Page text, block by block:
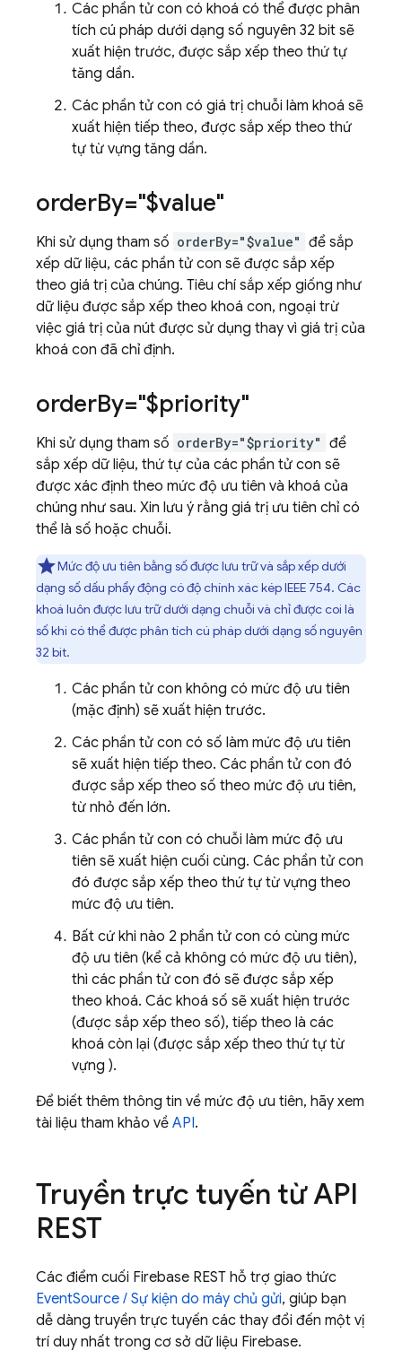
Các phần tử con có khoá có thể được phân
tích cú pháp dưới dạng số nguyên 32 bit sẽ
xuất hiện trước, được sắp xếp theo thứ tự
tăng dần.
Các phần tử con có giá trị chuỗi làm khoá sẽ
xuất hiện tiếp theo, được sắp xếp theo thứ
tự từ vựng tăng dần.
orderBy="$value"
Khi sử dụng tham số orderBy="$value" để sắp
xếp dữ liệu, các phần tử con sẽ được sắp xếp
theo giá trị của chúng. Tiêu chí sắp xếp giống như
dữ liệu được sắp xếp theo khoá con, ngoại trừ
việc giá trị của nút được sử dụng thay vì giá trị của
khoá con đã chỉ định.
orderBy="$priority"
Khi sử dụng tham số orderBy="$priority" để
sắp xếp dữ liệu, thứ tự của các phần tử con sẽ
được xác định theo mức độ ưu tiên và khoá của
chúng như sau. Xin lưu ý rằng giá trị ưu tiên chỉ có
thể là số hoặc chuỗi.
Mức độ ưu tiên bằng số được lưu trữ và sắp xếp dưới
dạng số dấu phẩy động có độ chính xác kép IEEE 754. Các
khoá luôn được lưu trữ dưới dạng chuỗi và chỉ được coi là
số khi có thể được phân tích cú pháp dưới dạng số nguyên
32 bit.
Các phần tử con không có mức độ ưu tiên
(mặc định) sẽ xuất hiện trước.
Các phần tử con có số làm mức độ ưu tiên
sẽ xuất hiện tiếp theo. Các phần tử con đó
được sắp xếp theo số theo mức độ ưu tiên,
từ nhỏ đến lớn.
Các phần tử con có chuỗi làm mức độ ưu
tiên sẽ xuất hiện cuối cùng. Các phần tử con
đó được sắp xếp theo thứ tự từ vựng theo
mức độ ưu tiên.
Bất cứ khi nào 2 phần tử con có cùng mức
độ ưu tiên (kể cả không có mức độ ưu tiên),
thì các phần tử con đó sẽ được sắp xếp
theo khoá. Các khoá số sẽ xuất hiện trước
(được sắp xếp theo số), tiếp theo là các
khoá còn lại (được sắp xếp theo thứ tự từ
vựng ).
Để biết thêm thông tin về mức độ ưu tiên, hãy xem
tài liệu tham khảo về API.
Truyền trực tuyến từ API
REST
Các điểm cuối Firebase REST hỗ trợ giao thức
EventSource / Sự kiện do máy chủ gửi, giúp bạn
dễ dàng truyền trực tuyến các thay đổi đến một vị
trí duy nhất trong cơ sở dữ liệu Firebase.